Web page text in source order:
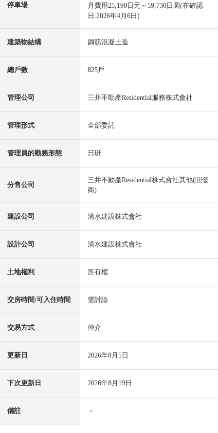
停車場
月費用25,190日元～59,730日圆(在確認
日:2026年4月6日)
建築物結構 鋼筋混凝土造
總戶數 825戶
管理公司 三井不動產Residential服務株式會社
管理形式 全部委託
管理員的勤務形態 日班
分售公司
三井不動產Residential株式會社其他(開發
商)
建設公司 清水建設株式會社
設計公司 清水建設株式會社
土地權利 所有權
交房時間/可入住時間 需討論
交易方式 仲介
更新日 2026年8月5日
下次更新日 2026年8月19日
備註 －